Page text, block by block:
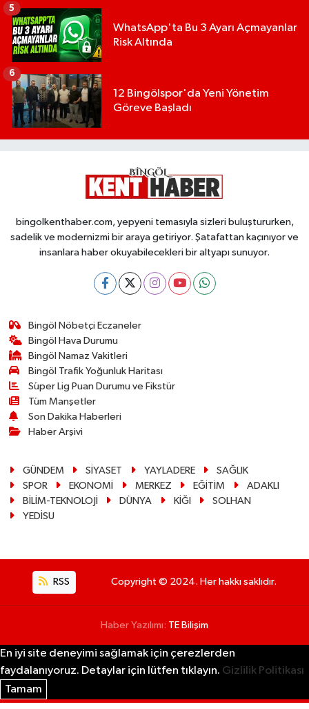
WhatsApp'ta Bu 3 Ayarı Açmayanlar
Risk Altında
5
12 Bingölspor'da Yeni Yönetim
Göreve Başladı
6
bingolkenthaber.com, yepyeni temasıyla sizleri buluştururken,
sadelik ve modernizmi bir araya getiriyor. Şatafattan kaçınıyor ve
insanlara haber okuyabilecekleri bir altyapı sunuyor.
Bingöl Nöbetçi Eczaneler
Bingöl Hava Durumu
Bingöl Namaz Vakitleri
Bingöl Trafik Yoğunluk Haritası
Süper Lig Puan Durumu ve Fikstür
Tüm Manşetler
Son Dakika Haberleri
Haber Arşivi
GÜNDEM SİYASET YAYLADERE
SAĞLIK
SPOR
EKONOMİ MERKEZ EĞİTİM
ADAKLI
BİLİM-TEKNOLOJİ
DÜNYA KİĞI
SOLHAN
YEDİSU
RSS Copyright © 2024. Her hakkı saklıdır.
Haber Yazılımı: TE Bilişim
En iyi site deneyimi sağlamak için çerezlerden
faydalanıyoruz. Detaylar için lütfen tıklayın. Gizlilik Politikası
Tamam